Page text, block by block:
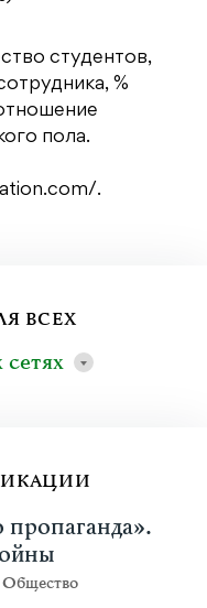
студентов,
%
пола.
.
Общество
ВСЕХ